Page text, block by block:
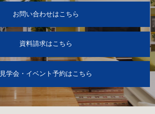
お問い合わせはこちら
資料請求はこちら
見学会・イベント予約はこちら